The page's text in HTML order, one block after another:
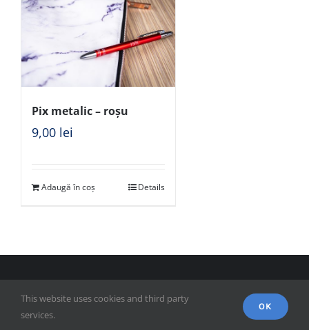
Pix metalic – roșu
9,00 lei
Adaugă în coș Details
Administrative și ale Comunicării
This website uses cookies and third party
services.
OK